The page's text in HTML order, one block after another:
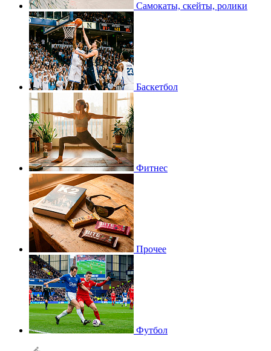
Самокаты, скейты, ролики
Баскетбол
Фитнес
Прочее
Футбол